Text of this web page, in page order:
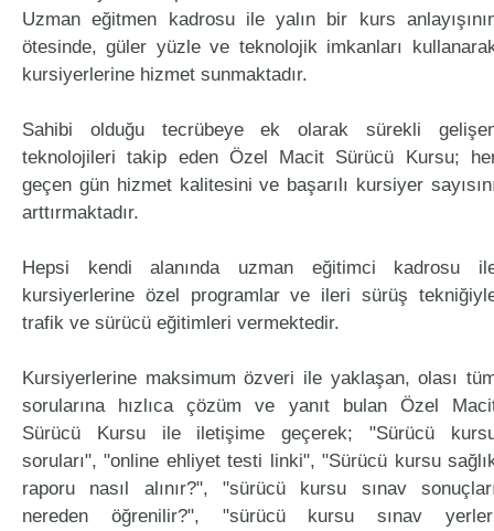
Uzman eğitmen kadrosu ile yalın bir kurs
ötesinde, güler yüzle ve teknolojik imkanları
kursiyerlerine hizmet sunmaktadır.
Sahibi olduğu tecrübeye ek olarak sürekli
teknolojileri takip eden Özel Macit Sürücü Kursu;
geçen gün hizmet kalitesini ve başarılı kursiyer
arttırmaktadır.
Hepsi kendi alanında uzman eğitimci kadrosu
kursiyerlerine özel programlar ve ileri sürüş
trafik ve sürücü eğitimleri vermektedir.
Kursiyerlerine maksimum özveri ile yaklaşan, olası
sorularına hızlıca çözüm ve yanıt bulan Özel
Sürücü Kursu ile iletişime geçerek; "Sürücü
soruları", "online ehliyet testi linki", "Sürücü kursu
raporu nasıl alınır?", "sürücü kursu sınav
nereden öğrenilir?", "sürücü kursu sınav